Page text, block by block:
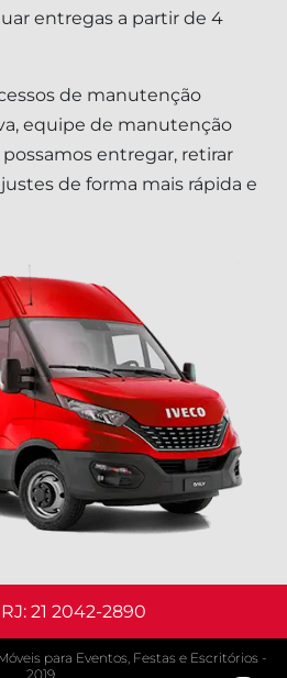
entregas a partir de 4
de manutenção
equipe de manutenção
entregar, retirar
de forma mais rápida e
RJ: 21 2042-2890
para Eventos, Festas e Escritórios -
2019